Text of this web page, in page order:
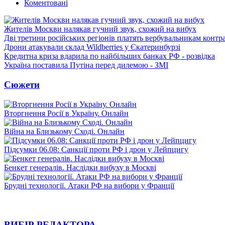
Коментовані
Жителів Москви налякав гучний звук, схожий на вибух
Дві третини російських регіонів платять вербувальникам
Дрони атакували склад Wildberries у Єкатеринбурзі
Кредитна криза вдарила по найбільших банках РФ - розвідка
Україна поставила Путіна перед дилемою - ЗМІ
Сюжети
Вторгнення Росії в Україну. Онлайн
Війна на Близькому Сході. Онлайн
Підсумки 06.08: Санкції проти РФ і дрон у Лейпцигу
Бенкет генералів. Наслідки вибуху в Москві
Брудні технології. Атаки РФ на вибори у Франції